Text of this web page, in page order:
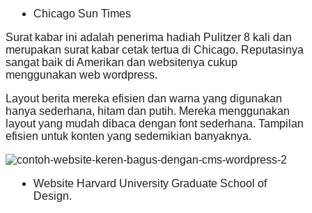
Chicago Sun Times
Surat kabar ini adalah penerima hadiah Pulitzer 8 kali dan
merupakan surat kabar cetak tertua di Chicago. Reputasinya
sangat baik di Amerikan dan websitenya cukup
menggunakan web wordpress.
Layout berita mereka efisien dan warna yang digunakan
hanya sederhana, hitam dan putih. Mereka menggunakan
layout yang mudah dibaca dengan font sederhana. Tampilan
efisien untuk konten yang sedemikian banyaknya.
Website Harvard University Graduate School of
Design.